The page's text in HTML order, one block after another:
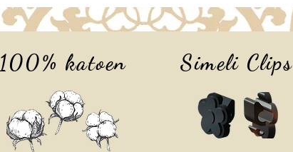
100% katoen Simeli Clips